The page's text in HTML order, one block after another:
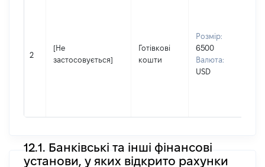
2
[Не
застосовується]
Готівкові
кошти
Розмір:
6500
Валюта:
USD
12.1. Банківські та інші фінансові
установи, у яких відкрито рахунки